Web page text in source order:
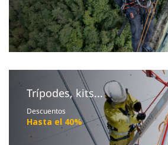
Trípodes, kits...
Descuentos
Hasta el 40%